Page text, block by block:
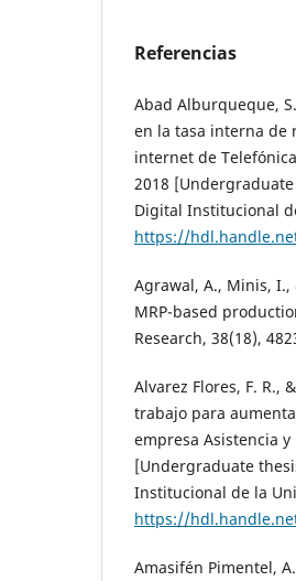
Referencias
Abad Alburqueque,
en la tasa interna de
internet de
2018
Digital Institucional
https://
Agrawal, A., Minis,
MRP-based
Research, 38(18),
Alvarez Flores, F. R.,
trabajo para
empresa Asistencia
[Undergraduate
Institucional de la
https://
Amasifén Pimentel,